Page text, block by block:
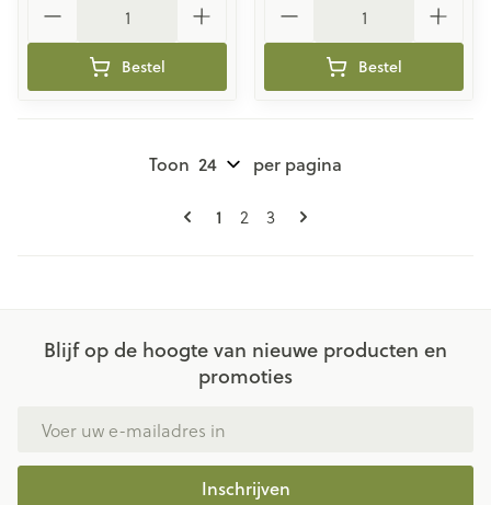
Bestel Bestel
Pagina's
U lees momenteel pagina
1 Pagina
2 Pagina
3
Toon per pagina
Blijf op de hoogte van nieuwe producten en
promoties
Inschrijven